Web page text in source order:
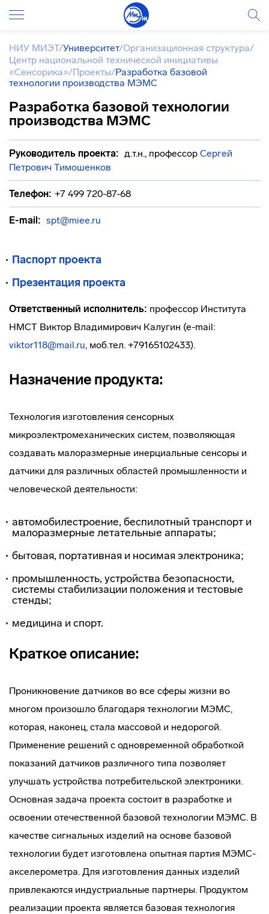
НИУ МИЭТ/Университет/Организационная структура/
Центр национальной технической инициативы
«Сенсорика»/Проекты/Разработка базовой
технологии производства МЭМС
Разработка базовой технологии
производства МЭМС
Руководитель проекта: д.т.н., профессор Сергей
Петрович Тимошенков
Телефон: +7 499 720-87-68
E-mail: spt@miee.ru
Паспорт проекта
Презентация проекта
Ответственный исполнитель: профессор Института
НМСТ Виктор Владимирович Калугин (e-mail:
viktor118@mail.ru, моб.тел. +79165102433).
Назначение продукта:
Технология изготовления сенсорных
микроэлектромеханических систем, позволяющая
создавать малоразмерные инерциальные сенсоры и
датчики для различных областей промышленности и
человеческой деятельности:
автомобилестроение, беспилотный транспорт и
малоразмерные летательные аппараты;
бытовая, портативная и носимая электроника;
промышленность, устройства безопасности,
системы стабилизации положения и тестовые
стенды;
медицина и спорт.
Краткое описание:
Проникновение датчиков во все сферы жизни во
многом произошло благодаря технологии МЭМС,
которая, наконец, стала массовой и недорогой.
Применение решений с одновременной обработкой
показаний датчиков различного типа позволяет
улучшать устройства потребительской электроники.
Основная задача проекта состоит в разработке и
освоении отечественной базовой технологии МЭМС. В
качестве сигнальных изделий на основе базовой
технологии будет изготовлена опытная партия МЭМС-
акселерометра. Для изготовления данных изделий
привлекаются индустриальные партнеры. Продуктом
реализации проекта является базовая технология